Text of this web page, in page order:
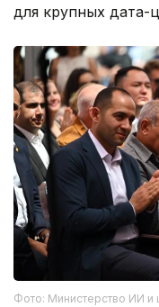
для крупных дата-
Фото: Министерство ИИ и